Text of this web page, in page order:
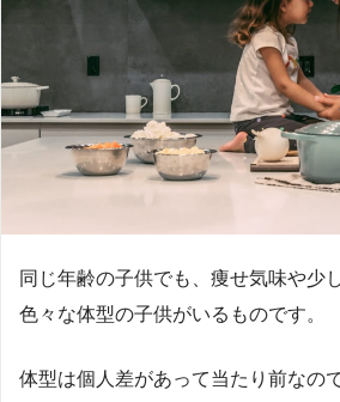
同じ年齢の子供でも、痩せ気味や少
色々な体型の子供がいるものです。
体型は個人差があって当たり前なの